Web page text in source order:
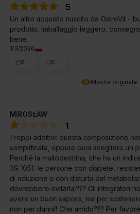
Mostra originale
5
Un altro acquisto riuscito da OstroVit -
prodotto. Imballaggio leggero,
bene.
1/3/2026
0
0
MIROSŁAW
1
Troppi additivi: questa composizione
semplificata, oppure puoi scegliere un
Perché la maltodestrina, che ha un
(IG 105): le persone con diabete,
di riduzione o con disturbi del
dovrebbero evitarla!??? Gli integratori
avere un buon sapore, ma per
non per danni!! Che amido??? Per